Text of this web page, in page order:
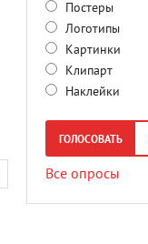
Постеры
Логотипы
Картинки
Клипарт
Наклейки
ГОЛОСОВАТЬ
Все опросы